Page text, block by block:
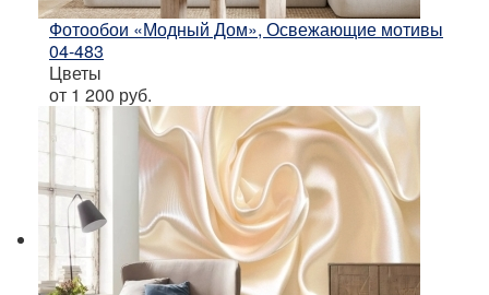
Фотообои «Модный Дом», Освежающие мотивы
04-483
Цветы
от 1 200 руб.